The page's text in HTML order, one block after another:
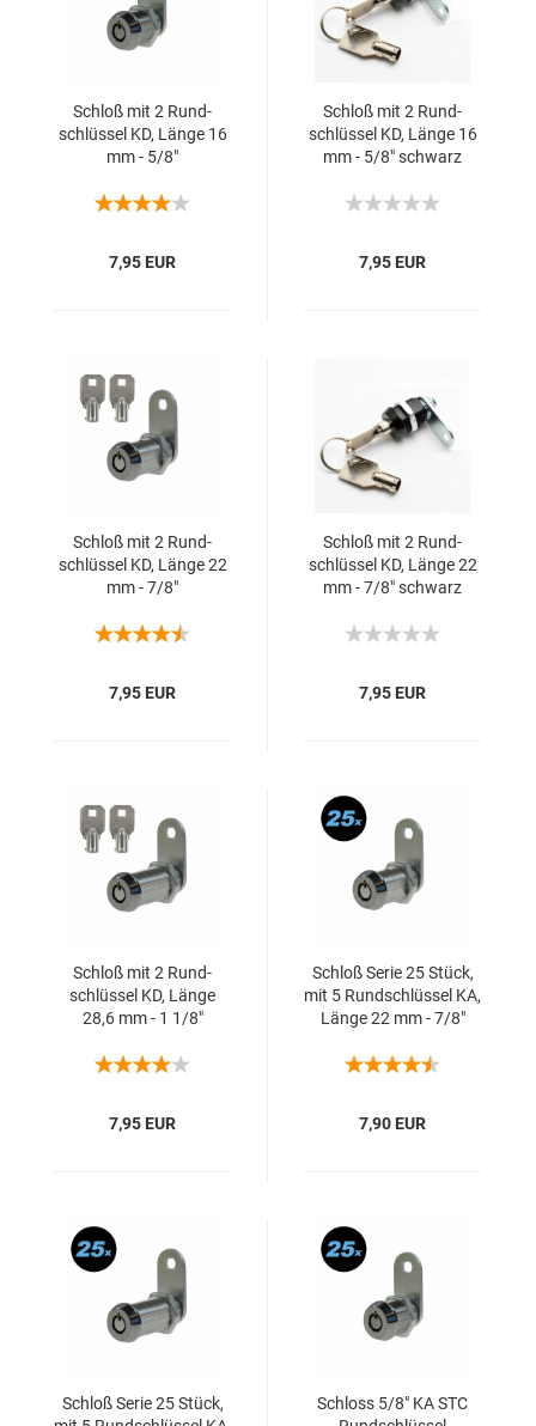
Schloß mit 2 Rund­
schlüs­sel KD, Länge 16
mm - 5/8"
7,95 EUR
Schloß mit 2 Rund­
schlüs­sel KD, Länge 16
mm - 5/8" schwarz
7,95 EUR
Schloß mit 2 Rund­
schlüs­sel KD, Länge 22
mm - 7/8"
7,95 EUR
Schloß mit 2 Rund­
schlüs­sel KD, Länge 22
mm - 7/8" schwarz
7,95 EUR
Schloß mit 2 Rund­
schlüs­sel KD, Länge
28,6 mm - 1 1/8"
7,95 EUR
Schloß Serie 25 Stück,
mit 5 Rund­schlüs­sel KA,
Länge 22 mm - 7/8"
7,90 EUR
Schloß Serie 25 Stück,
Schloss 5/8" KA STC